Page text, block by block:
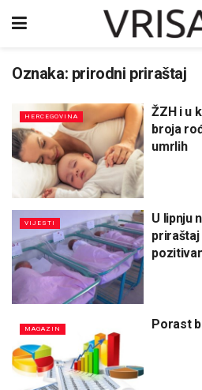
Oznaka: prirodni priraštaj
HERCEGOVINA
ŽZH i u
broja
umrlih
VIJESTI
U lipnju
priraštaj
MAGAZIN Porast